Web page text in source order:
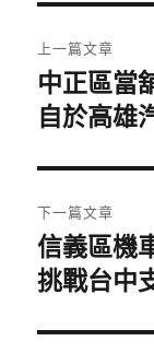
章
導
覽
上一篇文章
上
一
文
章:
中正區當
自於高雄
下一篇文章
下
一
文
信義區機
挑戰台中